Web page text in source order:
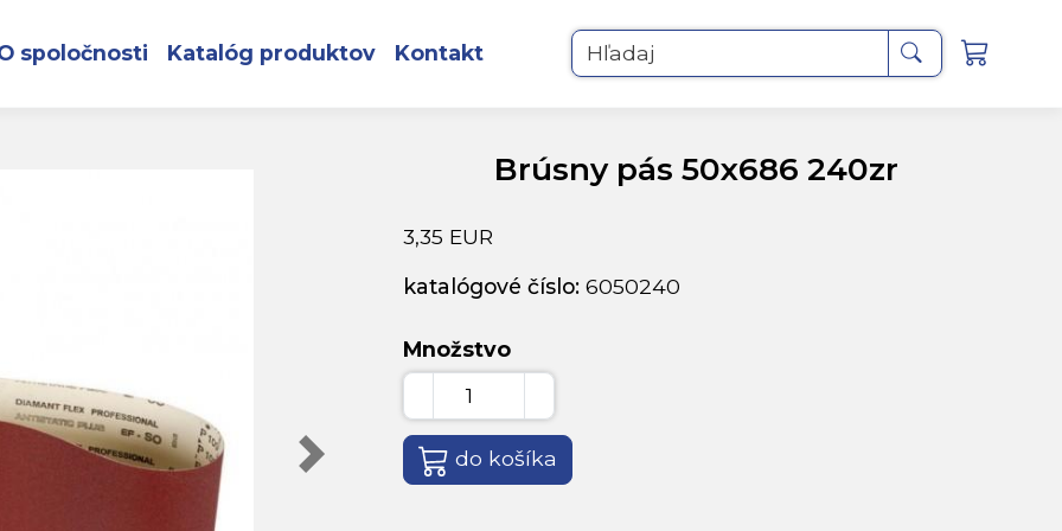
spoločnosti Katalóg produktov Kontakt Hľadaj
Brúsny pás 50x686 240zr
3,35 EUR
katalógové číslo:6050240
Množstvo
do košíka